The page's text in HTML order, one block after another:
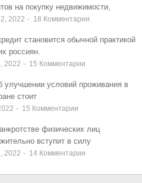
на покупку недвижимости,
2022 - 18 Комментарии
становится обычной практикой
россиян.
2022 - 15 Комментарии
улучшении условий проживания в
стоит
- 15 Комментарии
физических лиц
вступит в силу
2022 - 14 Комментарии